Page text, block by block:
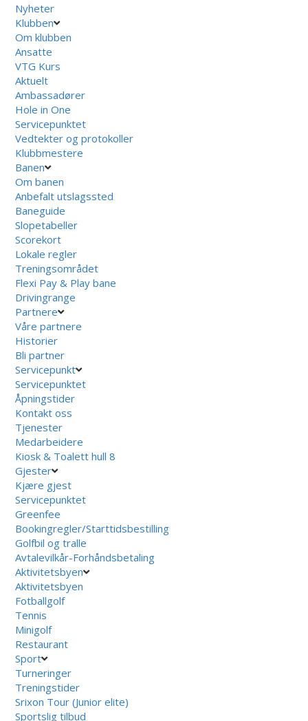
Nyheter
Klubben
Om klubben
Ansatte
VTG Kurs
Aktuelt
Ambassadører
Hole in One
Servicepunktet
Vedtekter og protokoller
Klubbmestere
Banen
Om banen
Anbefalt utslagssted
Baneguide
Slopetabeller
Scorekort
Lokale regler
Treningsområdet
Flexi Pay & Play bane
Drivingrange
Partnere
Våre partnere
Historier
Bli partner
Servicepunkt
Servicepunktet
Åpningstider
Kontakt oss
Tjenester
Medarbeidere
Kiosk & Toalett hull 8
Gjester
Kjære gjest
Servicepunktet
Greenfee
Bookingregler/Starttidsbestilling
Golfbil og tralle
Avtalevilkår-Forhåndsbetaling
Aktivitetsbyen
Aktivitetsbyen
Fotballgolf
Tennis
Minigolf
Restaurant
Sport
Turneringer
Treningstider
Srixon Tour (Junior elite)
Sportslig tilbud